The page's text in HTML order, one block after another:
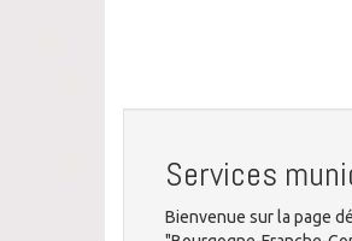
Services
Bienvenue sur la page